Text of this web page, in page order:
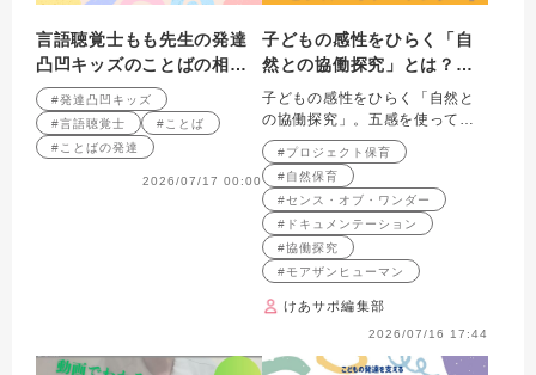
言語聴覚士もも先生の発達
凸凹キッズのことばの相談
室 第15回
#発達凸凹キッズ
#言語聴覚士
#ことば
#ことばの発達
2026/07/17 00:00
子どもの感性をひらく「自
然との協働探究」とは？
保育で大切にしたい「セン
ス・オブ・ワンダー」
子どもの感性をひらく「自然と
の協働探究」。五感を使って自
然と対話し、共に未来を創造す
る保育のヒント。
#プロジェクト保育
#自然保育
#センス・オブ・ワンダー
#ドキュメンテーション
#協働探究
#モアザンヒューマン
けあサポ編集部
2026/07/16 17:44